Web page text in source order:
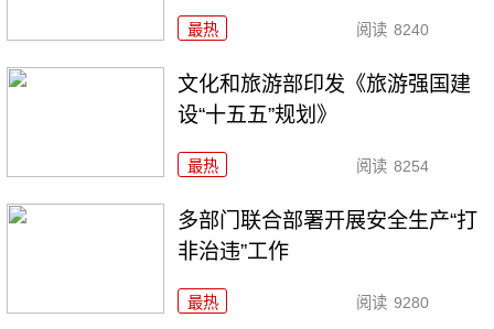
最热 阅读 8240
文化和旅游部印发《旅游强国建
设“十五五”规划》
最热 阅读 8254
多部门联合部署开展安全生产“打
非治违”工作
最热 阅读 9280